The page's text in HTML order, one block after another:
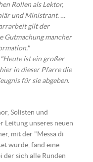
Rollen als Lektor,
und Ministrant. …
gilt der
Gutmachung mancher
"Heute ist ein großer
in dieser Pfarre die
für sie abgeben.
Solisten und
Leitung unseres neuen
mit der "Messa di
wurde, fand eine
der sich alle Runden